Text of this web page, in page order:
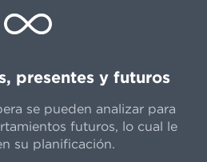
presentes y futuros
se pueden analizar para
futuros, lo cual le
su planificación.